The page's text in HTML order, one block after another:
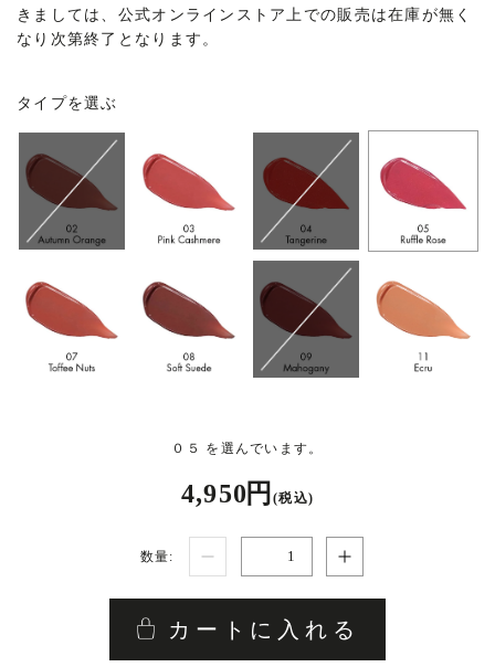
きましては、公式オンラインストア上での販売は在庫が無く
なり次第終了となります。
タイプを選ぶ
０５ を選んでいます。
4,950 円(税込)
数量:
カートに入れる